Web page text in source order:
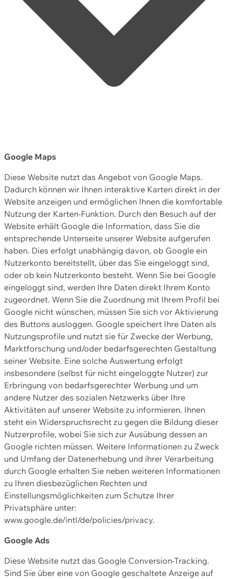
Google Maps
Diese Website nutzt das Angebot von Google Maps.
Dadurch können wir Ihnen interaktive Karten direkt in der
Website anzeigen und ermöglichen Ihnen die komfortable
Nutzung der Karten-Funktion. Durch den Besuch auf der
Website erhält Google die Information, dass Sie die
entsprechende Unterseite unserer Website aufgerufen
haben. Dies erfolgt unabhängig davon, ob Google ein
Nutzerkonto bereitstellt, über das Sie eingeloggt sind,
oder ob kein Nutzerkonto besteht. Wenn Sie bei Google
eingeloggt sind, werden Ihre Daten direkt Ihrem Konto
zugeordnet. Wenn Sie die Zuordnung mit Ihrem Profil bei
Google nicht wünschen, müssen Sie sich vor Aktivierung
des Buttons ausloggen. Google speichert Ihre Daten als
Nutzungsprofile und nutzt sie für Zwecke der Werbung,
Marktforschung und/oder bedarfsgerechten Gestaltung
seiner Website. Eine solche Auswertung erfolgt
insbesondere (selbst für nicht eingeloggte Nutzer) zur
Erbringung von bedarfsgerechter Werbung und um
andere Nutzer des sozialen Netzwerks über Ihre
Aktivitäten auf unserer Website zu informieren. Ihnen
steht ein Widerspruchsrecht zu gegen die Bildung dieser
Nutzerprofile, wobei Sie sich zur Ausübung dessen an
Google richten müssen. Weitere Informationen zu Zweck
und Umfang der Datenerhebung und ihrer Verarbeitung
durch Google erhalten Sie neben weiteren Informationen
zu Ihren diesbezüglichen Rechten und
Einstellungsmöglichkeiten zum Schutze Ihrer
Privatsphäre unter:
www.google.de/intl/de/policies/privacy.
Google Ads
Diese Website nutzt das Google Conversion-Tracking.
Sind Sie über eine von Google geschaltete Anzeige auf